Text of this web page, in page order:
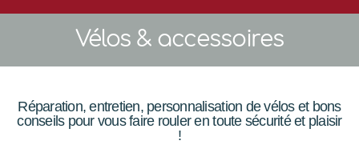
Vélos & accessoires
Réparation, entretien, personnalisation de vélos et bons
conseils pour vous faire rouler en toute sécurité et plaisir
!